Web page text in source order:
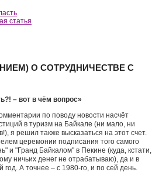
статья
О СОТРУДНИЧЕСТВЕ С
– вот в чём вопрос»
по поводу новости насчёт
в туризм на Байкале (ни мало, ни
я решил также высказаться на этот счет.
церемонии подписания того самого
и "Гранд Байкалом" в Пекине (куда, кстати,
ничьих денег не отрабатываю), да и в
А точнее – с 1980-го, и по сей день.